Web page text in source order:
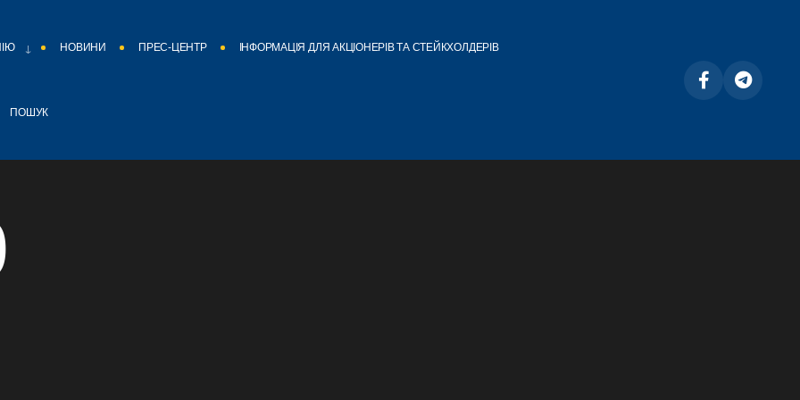
НОВИНИ ПРЕС-ЦЕНТР ІНФОРМАЦІЯ ДЛЯ АКЦІОНЕРІВ ТА СТЕЙКХОЛДЕРІВ
ПОШУК